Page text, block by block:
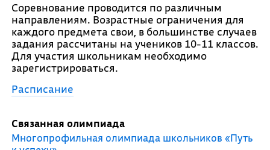
Соревнование проводится по различным
направлениям. Возрастные ограничения для
каждого предмета свои, в большинстве случаев
задания рассчитаны на учеников 10-11 классов.
Для участия школьникам необходимо
зарегистрироваться.
Расписание
Связанная олимпиада
Многопрофильная олимпиада школьников «Путь